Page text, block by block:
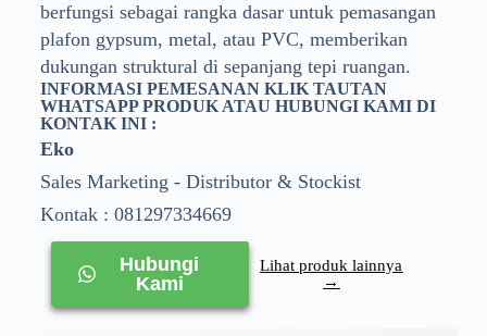
berfungsi sebagai rangka dasar untuk pemasangan
plafon gypsum, metal, atau PVC, memberikan
dukungan struktural di sepanjang tepi ruangan.
INFORMASI PEMESANAN KLIK TAUTAN
WHATSAPP PRODUK ATAU HUBUNGI KAMI DI
KONTAK INI :
Eko
Sales Marketing - Distributor & Stockist
Kontak : 081297334669
Hubungi
Kami
Lihat produk lainnya
→